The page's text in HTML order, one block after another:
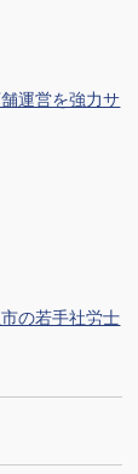
運営を強力サ
の若手社労士